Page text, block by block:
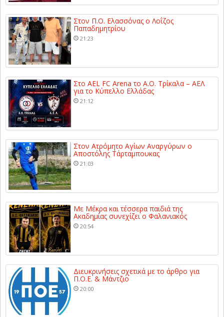
Στον Π.Ο. Ελασσόνας ο Λοΐζος
Παπαδημητρίου
21:23
Στο AEL FC Arena το Α.Ο. Τρίκαλα – ΑΕΛ
για το Κύπελλο Ελλάδας
21:12
Στον Ατρόμητο Αγίων Αναργύρων ο
Αποστόλης Τάρταμπουκας
21:03
Με Μέκρα και τέσσερα παιδιά της
Ακαδημίας συνεχίζει ο Φαλανιακός
20:54
Διευκρινήσεις σχετικά με το άρθρο για
Π.Ο.Ε. & Μάντζιο
20:00